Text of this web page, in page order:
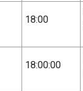
18:00
18:00:00